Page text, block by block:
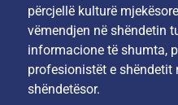
përcjellë kulturë
vëmendjen në shëndetin
informacione të shumta,
profesionistët e shëndetit
shëndetësor.